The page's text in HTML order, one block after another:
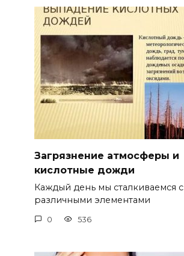
Загрязнение атмосферы и
кислотные дожди
Каждый день мы сталкиваемся с
различными элементами
0 536